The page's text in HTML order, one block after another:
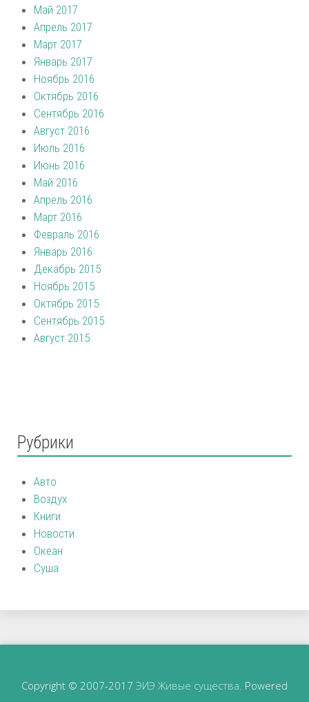
Май 2017
Апрель 2017
Март 2017
Январь 2017
Ноябрь 2016
Октябрь 2016
Сентябрь 2016
Август 2016
Июль 2016
Июнь 2016
Май 2016
Апрель 2016
Март 2016
Февраль 2016
Январь 2016
Декабрь 2015
Ноябрь 2015
Октябрь 2015
Сентябрь 2015
Август 2015
Рубрики
Авто
Воздух
Книги
Новости
Океан
Суша
Copyright © 2007-2017 ЭИЭ Живые существа . Powered